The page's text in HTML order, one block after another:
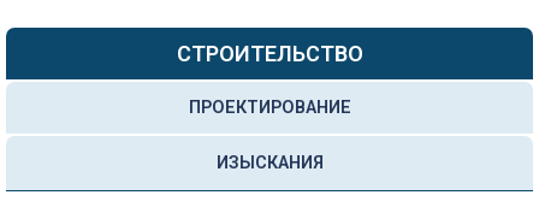
СТРОИТЕЛЬСТВО
ПРОЕКТИРОВАНИЕ
ИЗЫСКАНИЯ